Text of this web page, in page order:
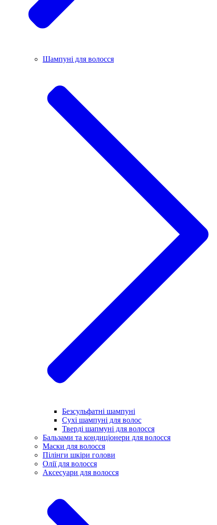
Шампуні для волосся
Безсульфатні шампуні
Сухі шампуні для волос
Тверді шапмуні для волосся
Бальзами та кондиціонери для волосся
Маски для волосся
Пілінги шкіри голови
Олії для волосся
Аксесуари для волосся